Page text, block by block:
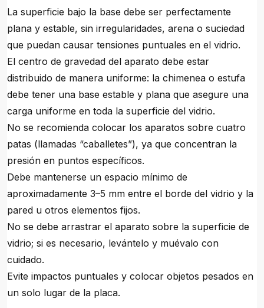
La superficie bajo la base debe ser perfectamente
plana y estable, sin irregularidades, arena o suciedad
que puedan causar tensiones puntuales en el vidrio.
El centro de gravedad del aparato debe estar
distribuido de manera uniforme: la chimenea o estufa
debe tener una base estable y plana que asegure una
carga uniforme en toda la superficie del vidrio.
No se recomienda colocar los aparatos sobre cuatro
patas (llamadas “caballetes”), ya que concentran la
presión en puntos específicos.
Debe mantenerse un espacio mínimo de
aproximadamente 3–5 mm entre el borde del vidrio y la
pared u otros elementos fijos.
No se debe arrastrar el aparato sobre la superficie de
vidrio; si es necesario, levántelo y muévalo con
cuidado.
Evite impactos puntuales y colocar objetos pesados en
un solo lugar de la placa.